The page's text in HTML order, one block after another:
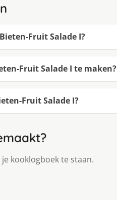
Fruit Salade I?
Fruit Salade I te maken?
Fruit Salade I?
kooklogboek te staan.